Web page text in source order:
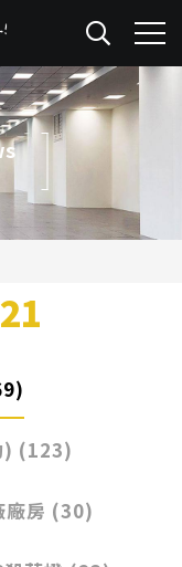
(123)
廠房 (30)